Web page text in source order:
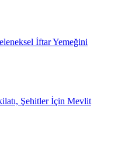
İftar Yemeğini
Şehitler İçin Mevlit